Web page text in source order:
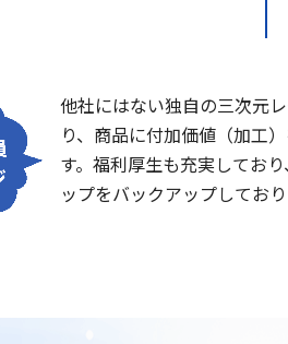
他社にはない独自の三次元
り、商品に付加価値（加工
す。福利厚生も充実してお
ップをバックアップしており